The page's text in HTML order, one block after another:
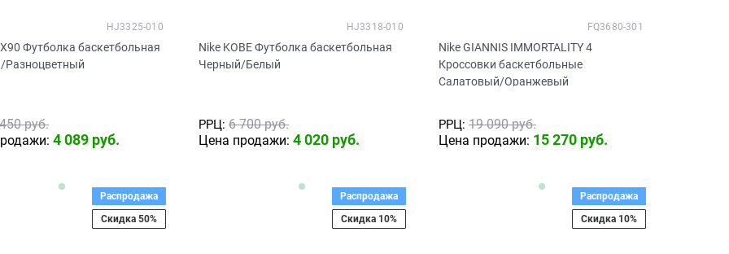
Футболка баскетбольная
Разноцветный
HJ3325-010
руб.
4 089 руб.
Nike KOBE Футболка баскетбольная
Черный/Белый
HJ3318-010
РРЦ: 6 700 руб.
Цена продажи: 4 020 руб.
Nike GIANNIS IMMORTALITY 4
Кроссовки баскетбольные
Салатовый/Оранжевый
FQ3680-301
РРЦ: 19 090 руб.
Цена продажи: 15 270 руб.
Распродажа
Скидка 50%
Распродажа
Скидка 10%
Распродажа
Скидка 10%